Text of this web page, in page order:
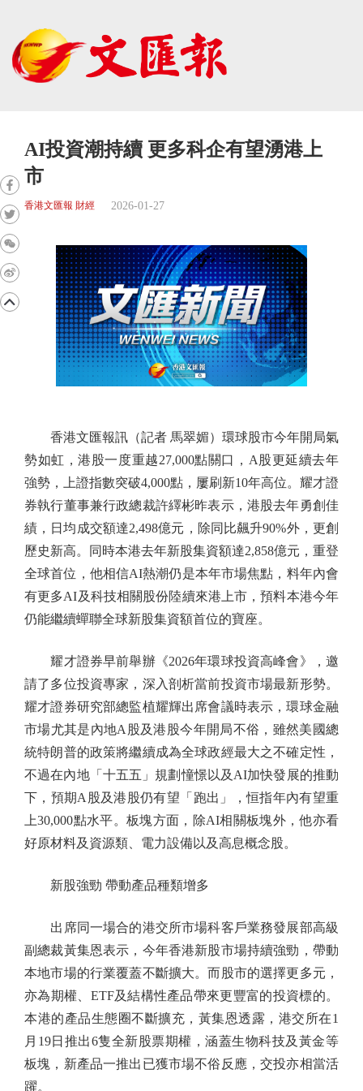
AI投資潮持續 更多科企有望湧港上
市
香港文匯報 財經 2026-01-27
香港文匯報訊（記者 馬翠媚）環球股市今年開局氣
勢如虹，港股一度重越27,000點關口，A股更延續去年
強勢，上證指數突破4,000點，屢刷新10年高位。耀才證
券執行董事兼行政總裁許繹彬昨表示，港股去年勇創佳
績，日均成交額達2,498億元，除同比飆升90%外，更創
歷史新高。同時本港去年新股集資額達2,858億元，重登
全球首位，他相信AI熱潮仍是本年市場焦點，料年內會
有更多AI及科技相關股份陸續來港上市，預料本港今年
仍能繼續蟬聯全球新股集資額首位的寶座。
耀才證券早前舉辦《2026年環球投資高峰會》，邀
請了多位投資專家，深入剖析當前投資市場最新形勢。
耀才證券研究部總監植耀輝出席會議時表示，環球金融
市場尤其是內地A股及港股今年開局不俗，雖然美國總
統特朗普的政策將繼續成為全球政經最大之不確定性，
不過在內地「十五五」規劃憧憬以及AI加快發展的推動
下，預期A股及港股仍有望「跑出」，恒指年內有望重
上30,000點水平。板塊方面，除AI相關板塊外，他亦看
好原材料及資源類、電力設備以及高息概念股。
新股強勁 帶動產品種類增多
出席同一場合的港交所市場科客戶業務發展部高級
副總裁黃集恩表示，今年香港新股市場持續強勁，帶動
本地市場的行業覆蓋不斷擴大。而股市的選擇更多元，
亦為期權、ETF及結構性產品帶來更豐富的投資標的。
本港的產品生態圈不斷擴充，黃集恩透露，港交所在1
月19日推出6隻全新股票期權，涵蓋生物科技及黃金等
板塊，新產品一推出已獲市場不俗反應，交投亦相當活
躍。